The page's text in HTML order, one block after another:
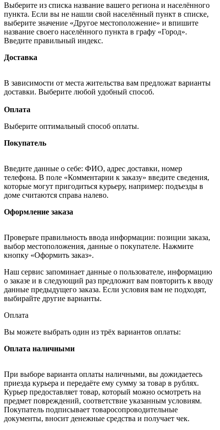
Выберите из списка название вашего региона и населённого
пункта. Если вы не нашли свой населённый пункт в списке,
выберите значение «Другое местоположение» и впишите
название своего населённого пункта в графу «Город».
Введите правильный индекс.
Доставка
В зависимости от места жительства вам предложат варианты
доставки. Выберите любой удобный способ.
Оплата
Выберите оптимальный способ оплаты.
Покупатель
Введите данные о себе: ФИО, адрес доставки, номер
телефона. В поле «Комментарии к заказу» введите сведения,
которые могут пригодиться курьеру, например: подъезды в
доме считаются справа налево.
Оформление заказа
Проверьте правильность ввода информации: позиции заказа,
выбор местоположения, данные о покупателе. Нажмите
кнопку «Оформить заказ».
Наш сервис запоминает данные о пользователе, информацию
о заказе и в следующий раз предложит вам повторить к вводу
данные предыдущего заказа. Если условия вам не подходят,
выбирайте другие варианты.
Оплата
Вы можете выбрать один из трёх вариантов оплаты:
Оплата наличными
При выборе варианта оплаты наличными, вы дожидаетесь
приезда курьера и передаёте ему сумму за товар в рублях.
Курьер предоставляет товар, который можно осмотреть на
предмет повреждений, соответствие указанным условиям.
Покупатель подписывает товаросопроводительные
документы, вносит денежные средства и получает чек.